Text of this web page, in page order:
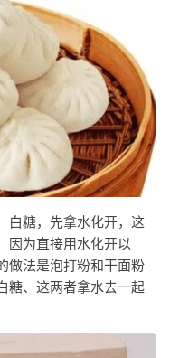
白糖，先拿水化开，这
因为直接用水化开以
做法是泡打粉和干面粉
糖、这两者拿水去一起